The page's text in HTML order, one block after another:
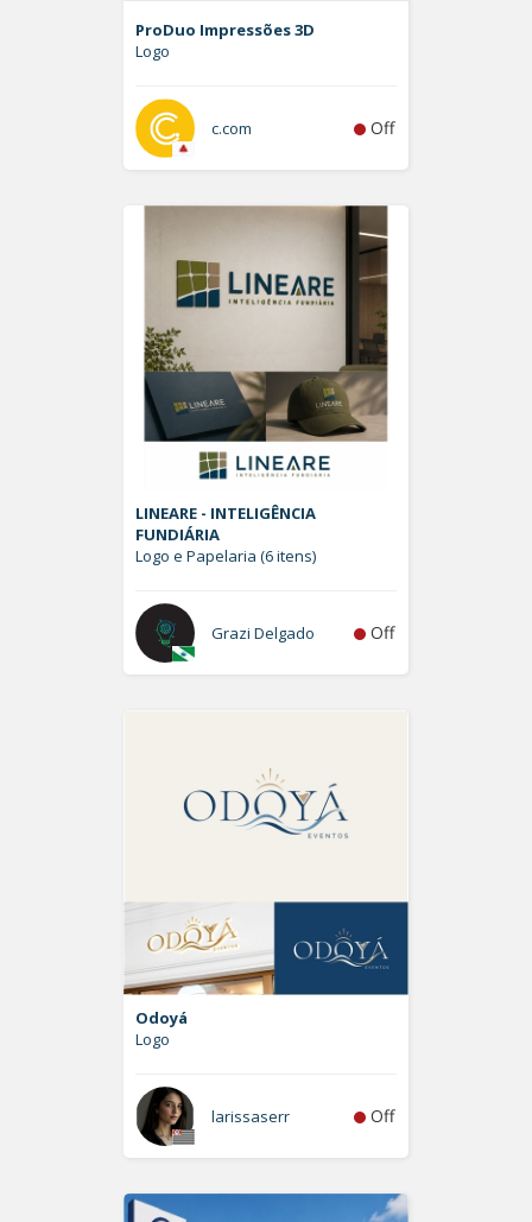
ProDuo Impressões 3D
Logo
c.com Off
LINEARE - INTELIGÊNCIA
FUNDIÁRIA
Logo e Papelaria (6 itens)
Grazi Delgado Off
Odoyá
Logo
larissaserr Off